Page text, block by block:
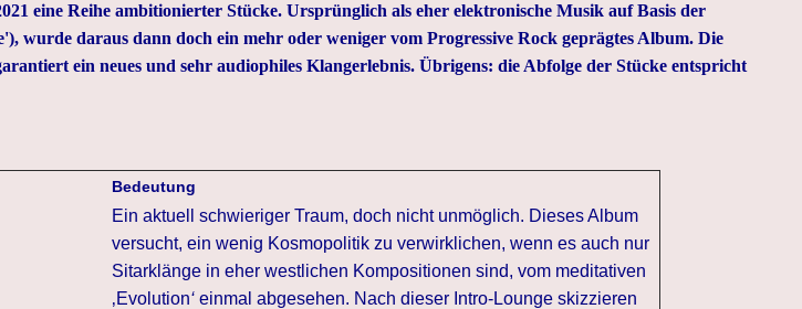
eine Reihe ambitionierter Stücke. Ursprünglich als eher elektronische Musik auf Basis der
wurde daraus dann doch ein mehr oder weniger vom Progressive Rock geprägtes Album. Die
ein neues und sehr audiophiles Klangerlebnis. Übrigens: die Abfolge der Stücke entspricht
Bedeutung
Ein aktuell schwieriger Traum, doch nicht unmöglich. Dieses Album
versucht, ein wenig Kosmopolitik zu verwirklichen, wenn es auch nur
Sitarklänge in eher westlichen Kompositionen sind, vom meditativen
‚Evolution‘ einmal abgesehen. Nach dieser Intro-Lounge skizzieren